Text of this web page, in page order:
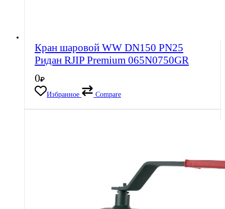
Кран шаровой WW DN150 PN25
Ридан RJIP Premium 065N0750GR
0₽
Избранное
Compare